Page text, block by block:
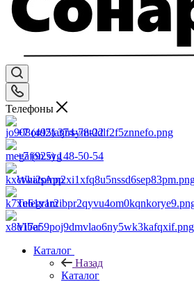
Телефоны
+7 (495) 374-78-22
+7 (925) 148-50-54
WhatsApp
Telegram
Viber
Каталог
Назад
Каталог